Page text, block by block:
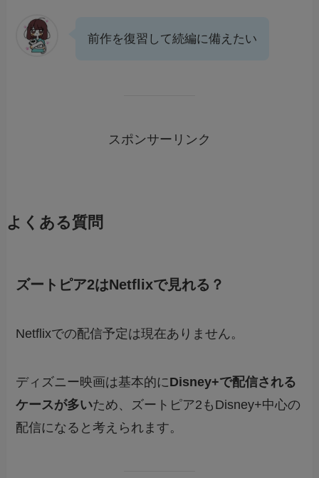
前作を復習して続編に備えたい
スポンサーリンク
よくある質問
ズートピア2はNetflixで見れる？
Netflixでの配信予定は現在ありません。
ディズニー映画は基本的にDisney+で配信される
ケースが多いため、ズートピア2もDisney+中心の
配信になると考えられます。